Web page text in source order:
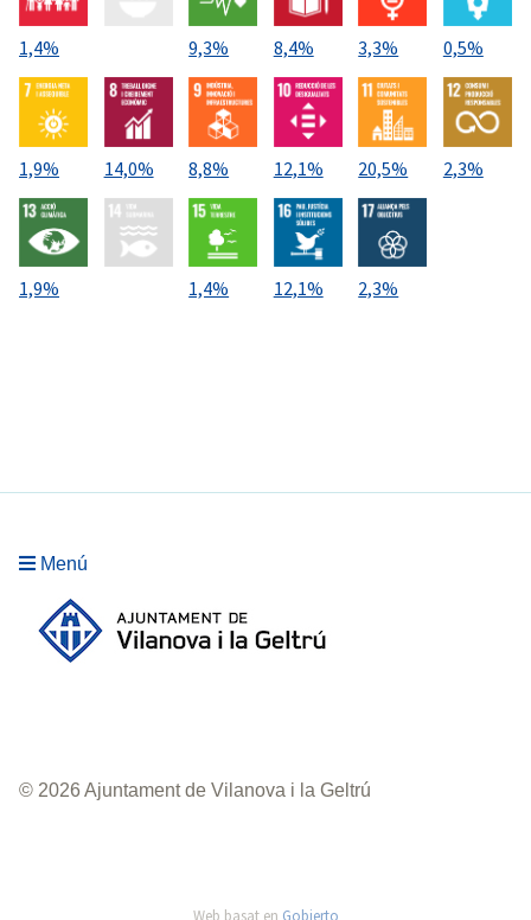
1,4% 9,3% 8,4% 3,3% 0,5%
1,9% 14,0% 8,8% 12,1% 20,5% 2,3%
1,9% 1,4% 12,1% 2,3%
Menú
© 2026 Ajuntament de Vilanova i la Geltrú
Web basat en Gobierto